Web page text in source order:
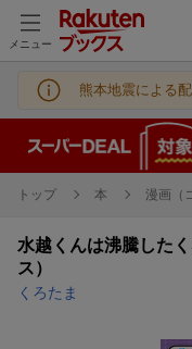
メニュー
熊本地震による
トップ 本 漫画（
水越くんは沸騰した
ス）
くろたま